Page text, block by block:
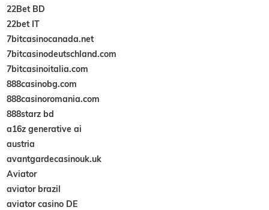
22Bet BD
22bet IT
7bitcasinocanada.net
7bitcasinodeutschland.com
7bitcasinoitalia.com
888casinobg.com
888casinoromania.com
888starz bd
a16z generative ai
austria
avantgardecasinouk.uk
Aviator
aviator brazil
aviator casino DE